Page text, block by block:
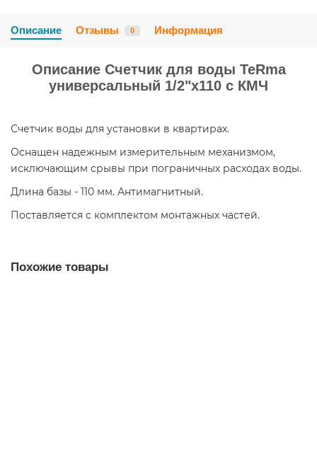
Описание Отзывы 0 Информация
Описание Счетчик для воды TeRma
универсальный 1/2"х110 с КМЧ
Счетчик воды для установки в квартирах.
Оснащен надежным измерительным механизмом,
исключающим срывы при пограничных расходах воды.
Длина базы - 110 мм. Антимагнитный.
Поставляется с комплектом монтажных частей.
Похожие товары